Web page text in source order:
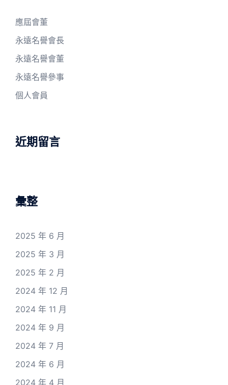
應屆會董
永遠名譽會長
永遠名譽會董
永遠名譽參事
個人會員
近期留言
彙整
2025 年 6 月
2025 年 3 月
2025 年 2 月
2024 年 12 月
2024 年 11 月
2024 年 9 月
2024 年 7 月
2024 年 6 月
2024 年 4 月